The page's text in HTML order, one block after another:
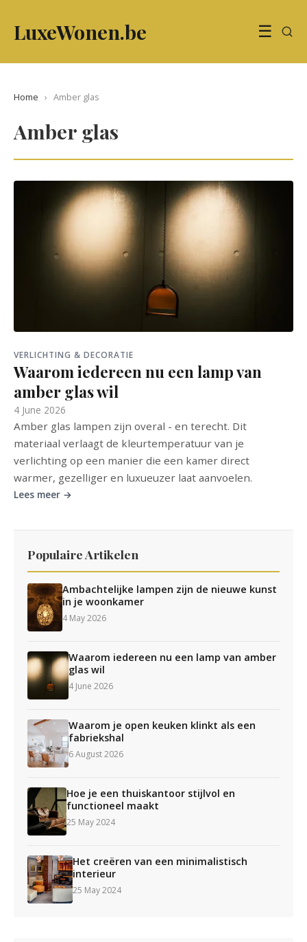
LuxeWonen.be ☰
Home › Amber glas
Amber glas
VERLICHTING & DECORATIE
Waarom iedereen nu een lamp van
amber glas wil
4 June 2026
Amber glas lampen zijn overal - en terecht. Dit
materiaal verlaagt de kleurtemperatuur van je
verlichting op een manier die een kamer direct
warmer, gezelliger en luxueuzer laat aanvoelen.
Lees meer →
Populaire Artikelen
Ambachtelijke lampen zijn de nieuwe kunst
in je woonkamer
4 May 2026
Waarom iedereen nu een lamp van amber
glas wil
4 June 2026
Waarom je open keuken klinkt als een
fabriekshal
6 August 2026
Hoe je een thuiskantoor stijlvol en
functioneel maakt
25 May 2024
Het creëren van een minimalistisch
interieur
25 May 2024